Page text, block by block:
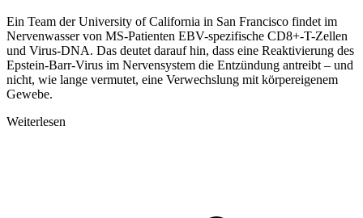
Ein Team der University of California in San Francisco findet im
Nervenwasser von MS-Patienten EBV-spezifische CD8+-T-Zellen
und Virus-DNA. Das deutet darauf hin, dass eine Reaktivierung des
Epstein-Barr-Virus im Nervensystem die Entzündung antreibt – und
nicht, wie lange vermutet, eine Verwechslung mit körpereigenem
Gewebe.
Weiterlesen